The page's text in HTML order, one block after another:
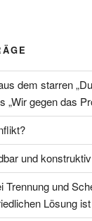
dem starren
„Wir gegen das
und konstruktiv
Trennung und
Lösung ist